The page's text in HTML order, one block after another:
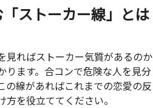
ストーカー線」とは
見ればストーカー気質があるのか
ります。合コンで危険な人を見分
の線があればこれまでの恋愛の反
を役立ててください。